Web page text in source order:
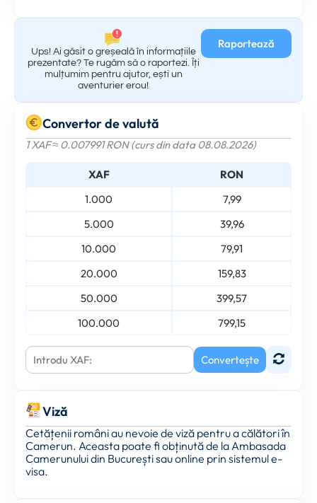
Ups! Ai găsit o greșeală în informațiile
prezentate? Te rugăm să o raportezi. Îți
mulțumim pentru ajutor, ești un
aventurier erou!
Raportează
Convertor de valută
1 XAF ≈ 0.007991 RON (curs din data 08.08.2026)
XAF
RON
1.000
7,99
5.000
39,96
10.000
79,91
20.000
159,83
50.000
399,57
100.000
799,15
Convertește
Viză
Cetățenii români au nevoie de viză pentru a călători în
Camerun. Aceasta poate fi obținută de la Ambasada
Camerunului din București sau online prin sistemul e-
visa.